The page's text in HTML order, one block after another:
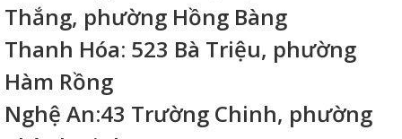
Thắng, phường Hồng Bàng
Thanh Hóa: 523 Bà Triệu, phường
Hàm Rồng
Nghệ An:43 Trường Chinh, phường